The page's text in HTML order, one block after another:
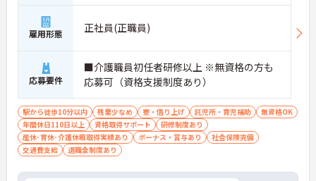
雇用形態 正社員(正職員)
応募要件
■介護職員初任者研修以上 ※無資格の方も
応募可（資格支援制度あり）
駅から徒歩10分以内 残業少なめ 寮・借り上げ 託児所・育児補助
無資格OK
年間休日110日以上
資格取得サポート
研修制度あり
産休･育休･介護休暇取得実績あり
ボーナス・賞与あり
社会保険完備
交通費支給
退職金制度あり